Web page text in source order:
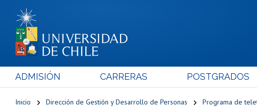
ADMISIÓN CARRERAS POSTGRADOS
Inicio Dirección de Gestión y Desarrollo de Personas Programa de